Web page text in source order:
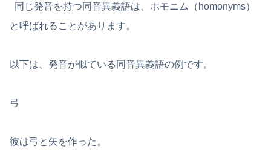
同じ発音を持つ同音異義語は、ホモニム（homonyms）
と呼ばれることがあります。
以下は、発音が似ている同音異義語の例です。
弓
彼は弓と矢を作った。